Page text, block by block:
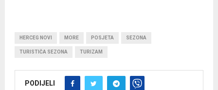
HERCEG NOVI MORE POSJETA SEZONA
TURISTIČA SEZONA TURIZAM
PODIJELI